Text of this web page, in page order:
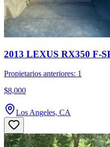
2013 LEXUS RX350 F-
Propietarios anteriores: 1
$8,000
Los Angeles, CA